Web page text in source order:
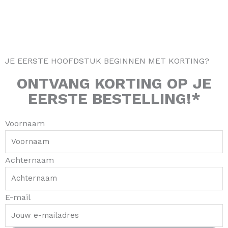
JE EERSTE HOOFDSTUK BEGINNEN MET KORTING?
ONTVANG KORTING OP JE
EERSTE BESTELLING!*
Voornaam
Achternaam
E-mail